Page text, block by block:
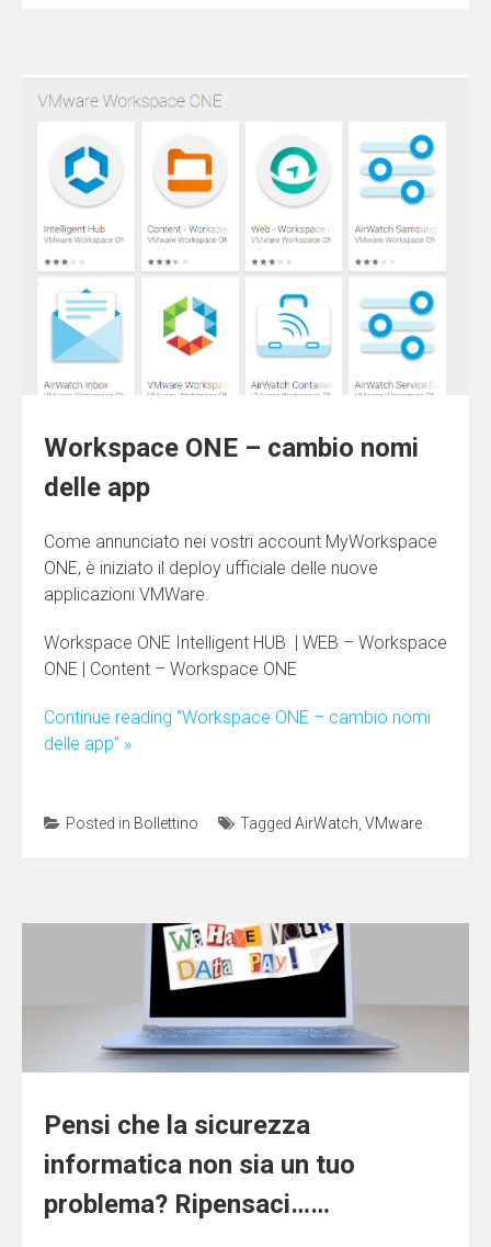
Workspace ONE – cambio nomi
delle app
Come annunciato nei vostri account MyWorkspace
ONE, è iniziato il deploy ufficiale delle nuove
applicazioni VMWare.
Workspace ONE Intelligent HUB | WEB – Workspace
ONE | Content – Workspace ONE
Continue reading “Workspace ONE – cambio nomi
delle app” »
Posted in Bollettino Tagged AirWatch, VMware
Pensi che la sicurezza
informatica non sia un tuo
problema? Ripensaci……